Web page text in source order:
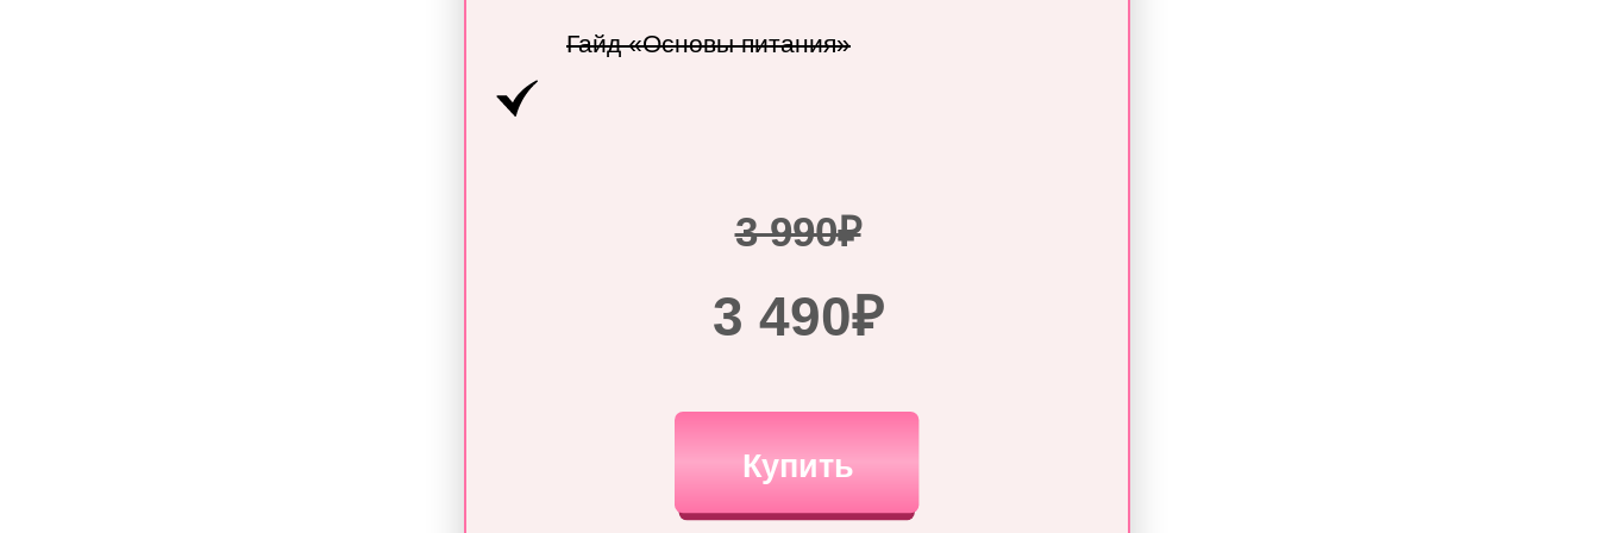
Гайд «Основы питания»
3 990₽
3 490₽
Купить